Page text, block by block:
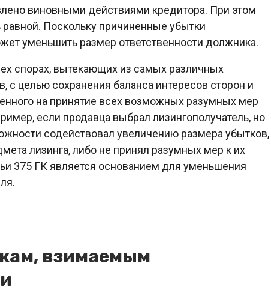
виновными действиями кредитора. При этом
Поскольку причиненные убытки
уменьшить размер ответственности должника.
спорах, вытекающих из самых различных
с целью сохранения баланса интересов сторон и
на принятие всех возможных разумных мер
если продавца выбрал лизингополучатель, но
содействовал увеличению размера убытков,
лизинга, либо не принял разумных мер к их
375 ГК является основанием для уменьшения
взимаемым